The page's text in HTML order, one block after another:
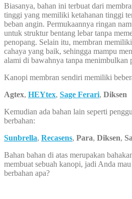
Biasanya, bahan ini terbuat dari
tinggi yang memiliki ketahanan tinggi
beban angin. Permukaannya ringan
untuk struktur bentang lebar tanpa
penopang. Selain itu, membran
cahaya yang baik, sehingga mampu
alami di bawahnya tanpa menimbulkan
Kanopi membran sendiri memiliki
Agtex, HEYtex, Sage Ferari, Diksen
Kemudian ada bahan lain seperti
berbahan:
Sunbrella, Recasens, Para, Diksen,
Bahan bahan di atas merupakan
membuat sebuah kanopi, jadi Anda
berbahan apa?